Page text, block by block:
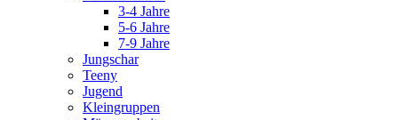
3-4 Jahre
5-6 Jahre
7-9 Jahre
Jungschar
Teeny
Jugend
Kleingruppen